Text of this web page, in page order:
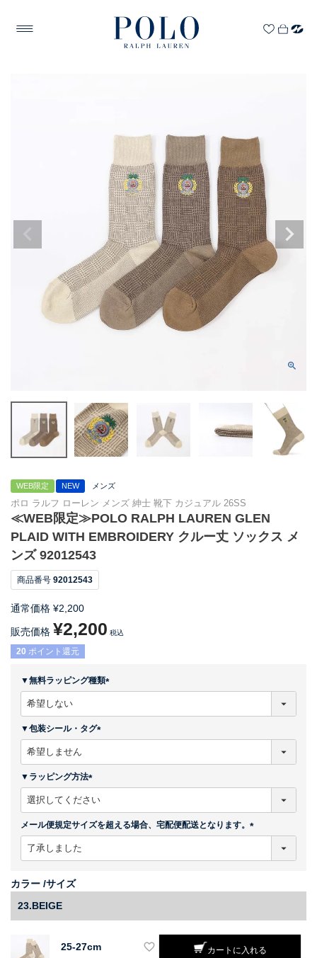
WEB限定 NEW メンズ
ポロ ラルフ ローレン メンズ 紳士 靴下 カジュアル 26SS
≪WEB限定≫POLO RALPH LAUREN GLEN
PLAID WITH EMBROIDERY クルー丈 ソックス メ
ンズ 92012543
商品番号 92012543
通常価格 ¥2,200
販売価格 ¥2,200 税込
20 ポイント還元
▼無料ラッピング種類
▼包装シール・タグ
▼ラッピング方法
必
)
メール便規定サイズを超える場合、宅配便配送となります。
カラー サイズ
23.BEIGE
25-27cm カートに入れる